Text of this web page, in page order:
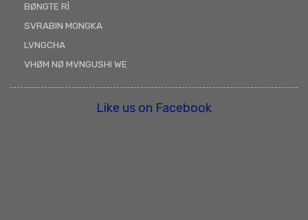
BØNGTE RÌ
SVRABIN MONGKA
LVNGCHA
VHØM NØ MVNGUSHI WE
Like us on Facebook